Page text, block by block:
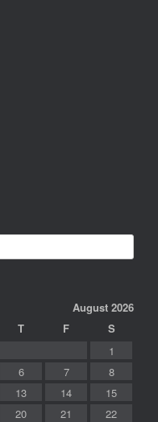
August 2026
T F
S
1
6 7
8
13 14
15
20 21 22